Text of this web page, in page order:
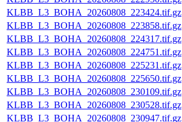
KLBB_L3_BOHA_20260808_223424.tif.gz
KLBB_L3_BOHA_20260808_223858.tif.gz
KLBB_L3_BOHA_20260808_224317.tif.gz
KLBB_L3_BOHA_20260808_224751.tif.gz
KLBB_L3_BOHA_20260808_225231.tif.gz
KLBB_L3_BOHA_20260808_225650.tif.gz
KLBB_L3_BOHA_20260808_230109.tif.gz
KLBB_L3_BOHA_20260808_230528.tif.gz
KLBB_L3_BOHA_20260808_230947.tif.gz